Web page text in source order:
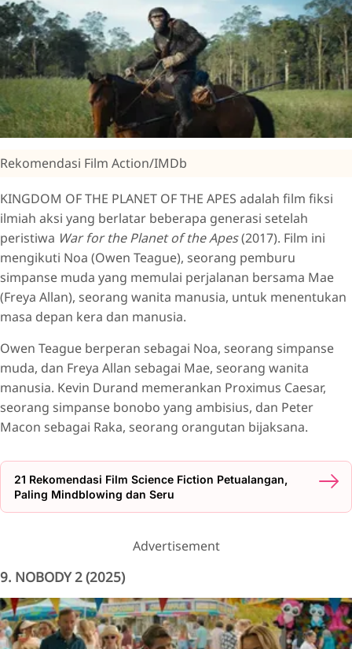
Rekomendasi Film Action/IMDb
KINGDOM OF THE PLANET OF THE APES adalah film fiksi
ilmiah aksi yang berlatar beberapa generasi setelah
peristiwa War for the Planet of the Apes(2017). Film ini
mengikuti Noa (Owen Teague), seorang pemburu
simpanse muda yang memulai perjalanan bersama Mae
(Freya Allan), seorang wanita manusia, untuk menentukan
masa depan kera dan manusia.
Owen Teague berperan sebagai Noa, seorang simpanse
muda, dan Freya Allan sebagai Mae, seorang wanita
manusia. Kevin Durand memerankan Proximus Caesar,
seorang simpanse bonobo yang ambisius, dan Peter
Macon sebagai Raka, seorang orangutan bijaksana.
21 Rekomendasi Film Science Fiction Petualangan,
Paling Mindblowing dan Seru
Advertisement
9. NOBODY 2 (2025)